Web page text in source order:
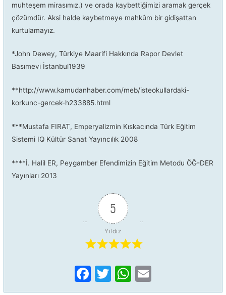
muhteşem mirasımız.) ve orada kaybettiğimizi aramak gerçek
çözümdür. Aksi halde kaybetmeye mahkûm bir gidişattan
kurtulamayız.
*John Dewey, Türkiye Maarifi Hakkında Rapor Devlet
Basımevi İstanbul1939
**http://www.kamudanhaber.com/meb/isteokullardaki-
korkunc-gercek-h233885.html
***Mustafa FIRAT, Emperyalizmin Kıskacında Türk Eğitim
Sistemi IQ Kültür Sanat Yayıncılık 2008
****İ. Halil ER, Peygamber Efendimizin Eğitim Metodu ÖĞ-DER
Yayınları 2013
5
Yıldız
F
a
T
w
W
h m